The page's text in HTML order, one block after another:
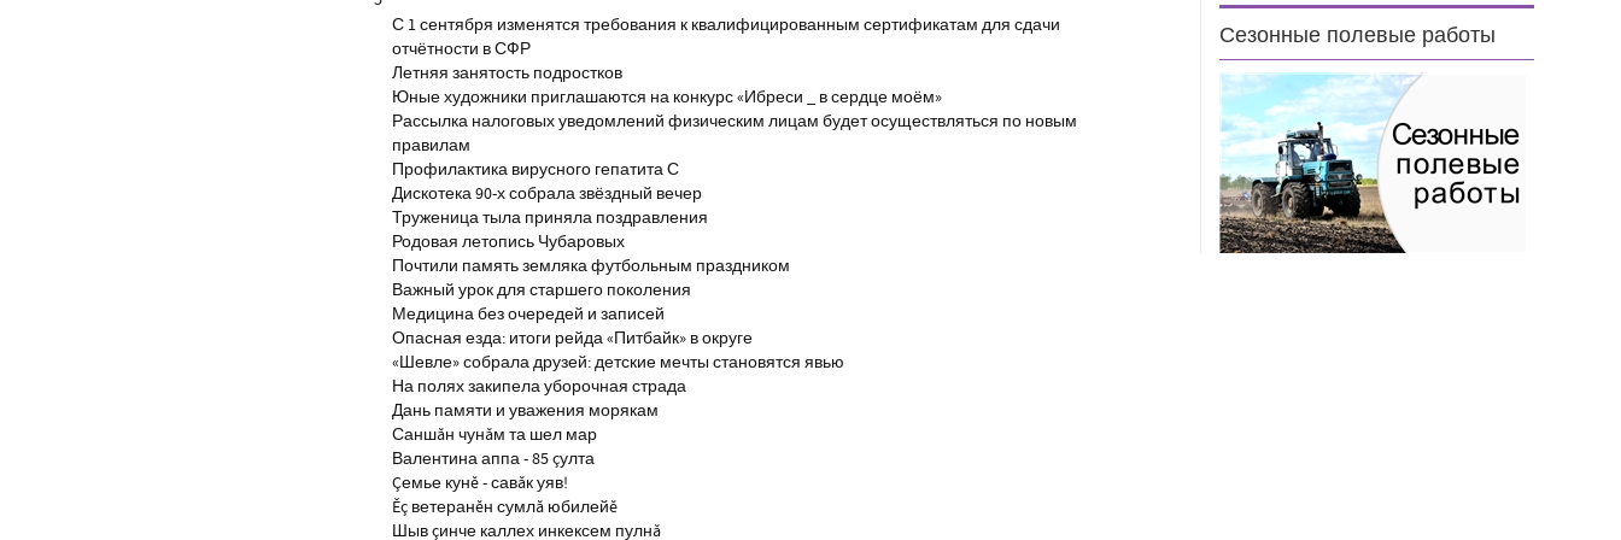
С 1 сентября изменятся требования к квалифицированным сертификатам для сдачи
отчётности в СФР
Летняя занятость подростков
Юные художники приглашаются на конкурс «Ибреси _ в сердце моём»
Рассылка налоговых уведомлений физическим лицам будет осуществляться по новым
правилам
Профилактика вирусного гепатита С
Дискотека 90-х собрала звёздный вечер
Труженица тыла приняла поздравления
Родовая летопись Чубаровых
Почтили память земляка футбольным праздником
Важный урок для старшего поколения
Медицина без очередей и записей
Опасная езда: итоги рейда «Питбайк» в округе
«Шевле» собрала друзей: детские мечты становятся явью
На полях закипела уборочная страда
Дань памяти и уважения морякам
Саншăн чунăм та шел мар
Валентина аппа - 85 çулта
Çемье кунĕ - савăк уяв!
Ĕç ветеранĕн сумлă юбилейĕ
Шыв çинче каллех инкексем пулнă
Сезонные полевые работы